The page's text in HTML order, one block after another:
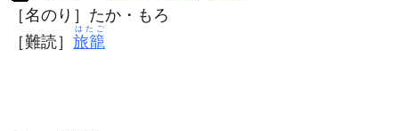
［名のり］たか・もろ
［難読］ 旅籠
はたご